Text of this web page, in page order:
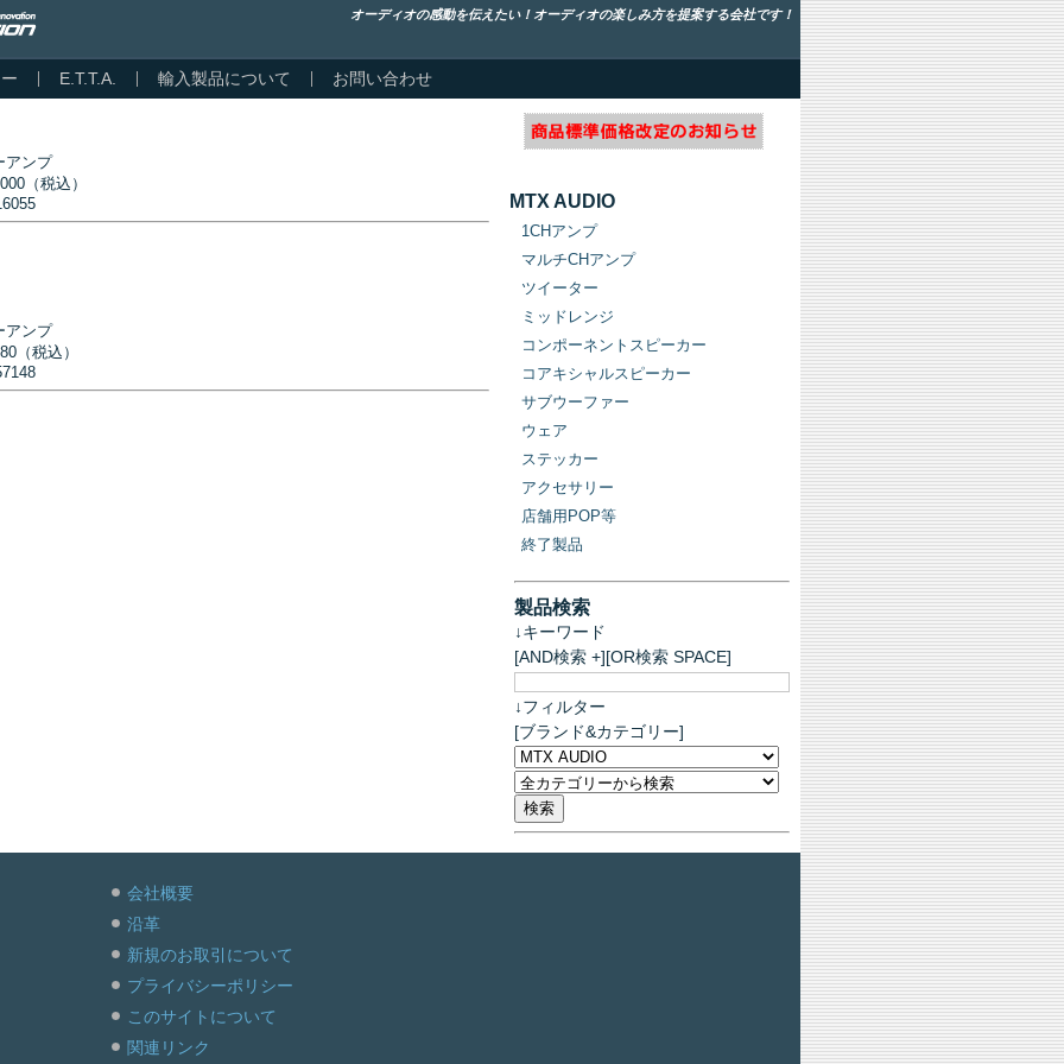
オーディオの感動を伝えたい！オーディオの楽しみ方を提案する会社です！
E.T.T.A. 輸入製品について お問い合わせ
アンプ
（税込）
アンプ
（税込）
MTX AUDIO
1CHアンプ
マルチCHアンプ
ツイーター
ミッドレンジ
コンポーネントスピーカー
コアキシャルスピーカー
サブウーファー
ウェア
ステッカー
アクセサリー
店舗用POP等
終了製品
製品検索
↓キーワード
[AND検索 +][OR検索 SPACE]
↓フィルター
[ブランド&カテゴリー]
会社概要
沿革
新規のお取引について
プライバシーポリシー
このサイトについて
関連リンク